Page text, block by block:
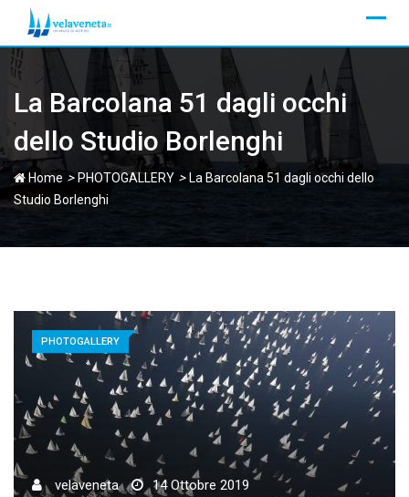
content
La Barcolana 51 dagli occhi
dello Studio Borlenghi
Home > PHOTOGALLERY > La Barcolana 51 dagli occhi dello
Studio Borlenghi
PHOTOGALLERY
velaveneta
14 Ottobre 2019